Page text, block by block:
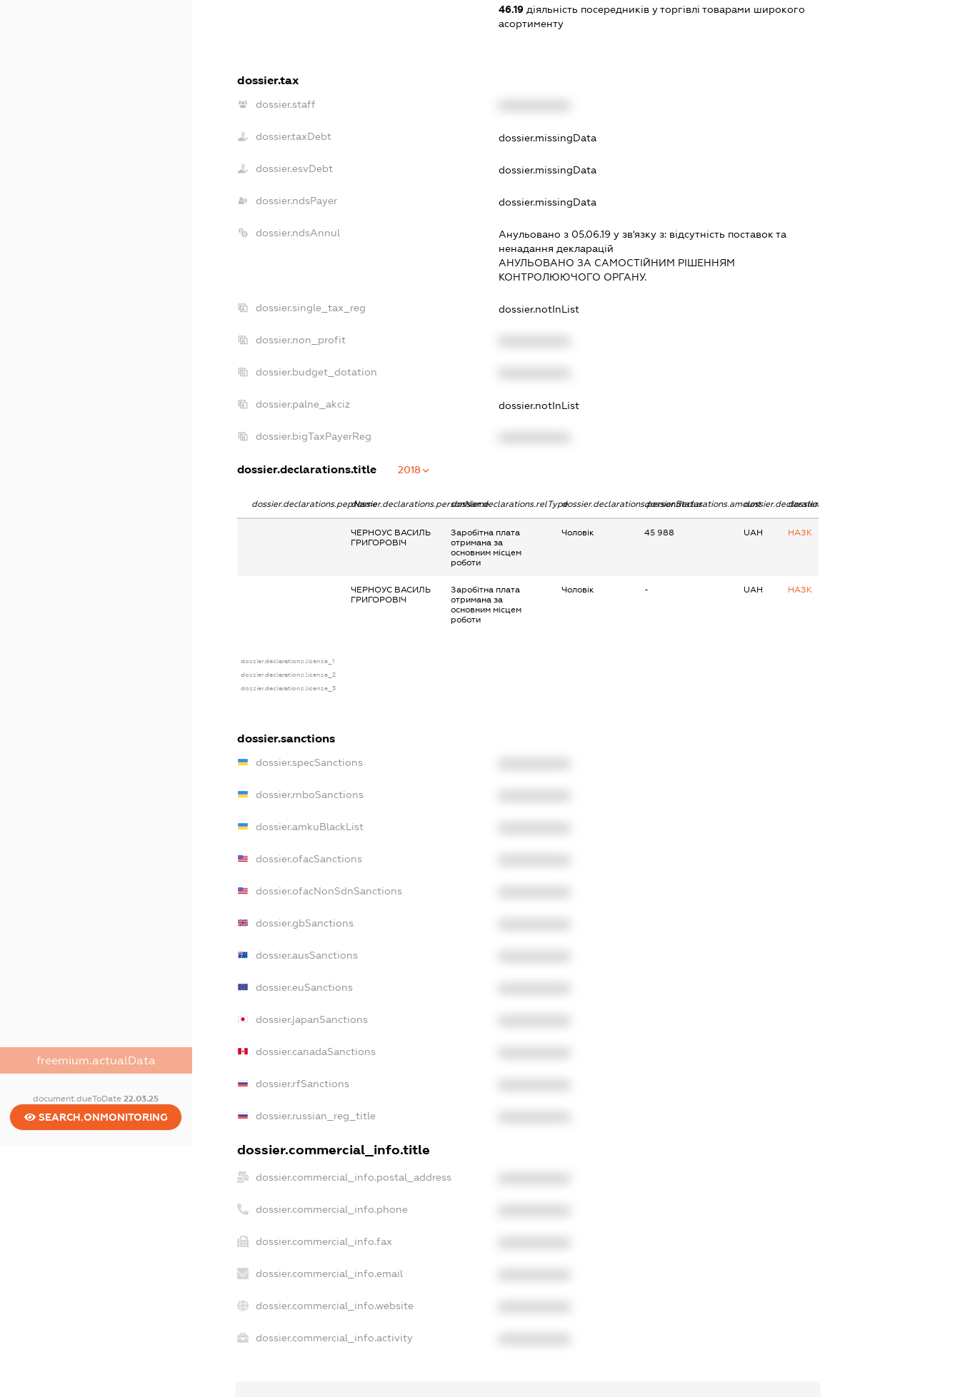
freemium.actualData
document.dueToDate22.03.25
SEARCH.ONMONITORING
46.19 діяльність посередників у торгівлі товарами широкого
асортименту
dossier.tax
dossier.staff
dossier.taxDebt dossier.missingData
dossier.esvDebt dossier.missingData
dossier.ndsPayer dossier.missingData
dossier.ndsAnnul Анульовано з 05.06.19 у зв'язку з: вiдсутнiсть поставок та
ненадання декларацiй
АНУЛЬОВАНО ЗА САМОСТIЙНИМ РIШЕННЯМ
КОНТРОЛЮЮЧОГО ОРГАНУ.
dossier.single_tax_reg dossier.notInList
dossier.non_profit
dossier.budget_dotation
dossier.palne_akciz dossier.notInList
dossier.bigTaxPayerReg
dossier.declarations.title 2018
dossier.declarations.pepNamedossier.declarations.personNamedossier.declarations.relTypedossier.declarations.personStatusdossier.declarations.amountdossier.declarations.currency
dossier.declarations.source
ЧЕРНОУС ВАСИЛЬ
ГРИГОРОВІЧ
Заробітна плата
отримана за
основним місцем
роботи
Чоловік 45 988 UAH НАЗК
ЧЕРНОУС ВАСИЛЬ
ГРИГОРОВІЧ
Заробітна плата
отримана за
основним місцем
роботи
Чоловік - UAH НАЗК
dossier.declarations.license_1
dossier.declarations.license_2
dossier.declarations.license_3
dossier.sanctions
dossier.specSanctions
dossier.rnboSanctions
dossier.amkuBlackList
dossier.ofacSanctions
dossier.ofacNonSdnSanctions
dossier.gbSanctions
dossier.ausSanctions
dossier.euSanctions
dossier.japanSanctions
dossier.canadaSanctions
dossier.rfSanctions
dossier.russian_reg_title
dossier.commercial_info.title
dossier.commercial_info.postal_address
dossier.commercial_info.phone
dossier.commercial_info.fax
dossier.commercial_info.email
dossier.commercial_info.website
dossier.commercial_info.activity